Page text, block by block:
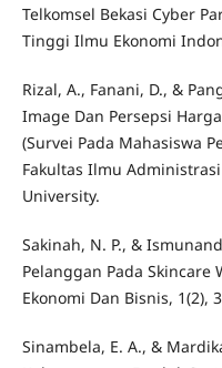
Telkomsel Bekasi Cyber
Tinggi Ilmu Ekonomi
Rizal, A., Fanani, D., &
Image Dan Persepsi
(Survei Pada Mahasiswa
Fakultas Ilmu
University.
Sakinah, N. P., &
Pelanggan Pada Skincare
Ekonomi Dan Bisnis, 1(2),
Sinambela, E. A., &